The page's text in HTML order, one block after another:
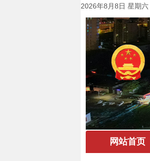
2026年8月8日 星期六